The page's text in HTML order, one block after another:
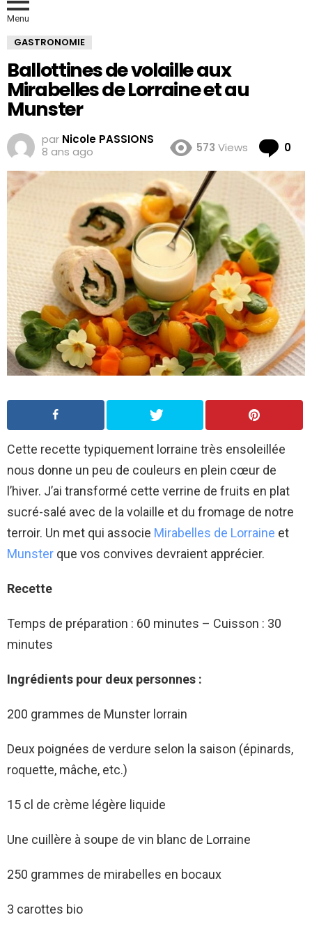
Menu
GASTRONOMIE
Ballottines de volaille aux
Mirabelles de Lorraine et au
Munster
par Nicole PASSIONS
8 ans ago
573 Views 0
Cette recette typiquement lorraine très ensoleillée
nous donne un peu de couleurs en plein cœur de
l’hiver. J’ai transformé cette verrine de fruits en plat
sucré-salé avec de la volaille et du fromage de notre
terroir. Un met qui associe Mirabelles de Lorraine et
Munster que vos convives devraient apprécier.
Recette
Temps de préparation : 60 minutes – Cuisson : 30
minutes
Ingrédients pour deux personnes :
200 grammes de Munster lorrain
Deux poignées de verdure selon la saison (épinards,
roquette, mâche, etc.)
15 cl de crème légère liquide
Une cuillère à soupe de vin blanc de Lorraine
250 grammes de mirabelles en bocaux
3 carottes bio